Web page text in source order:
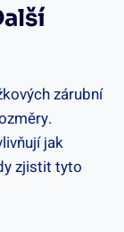
zárubní
jak
zjistit tyto